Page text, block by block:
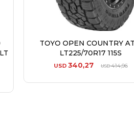
TOYO OPEN COUNTRY
LT225/70R17 115S
USD 340,27 USD414,96